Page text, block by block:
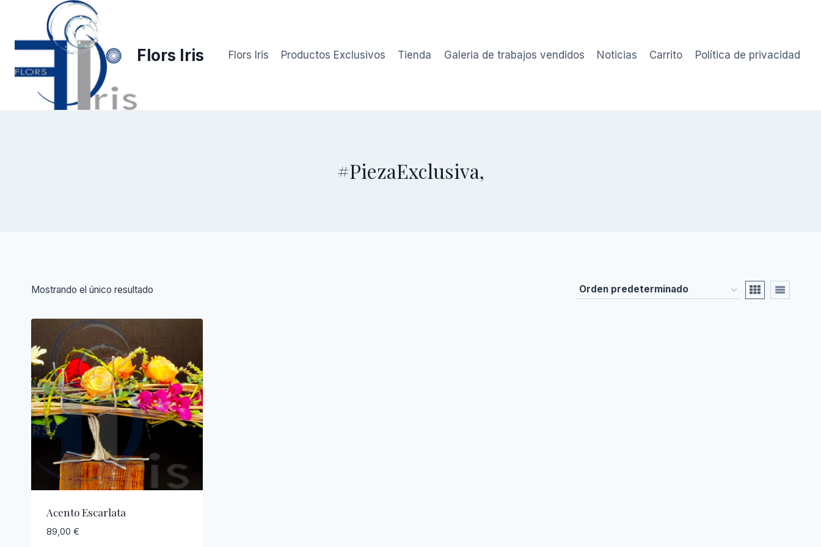
contenido
Flors Iris Flors Iris Productos Exclusivos Tienda Galeria de trabajos vendidos Noticias Carrito Política de privacidad
#PiezaExclusiva,
Mostrando el único resultado
Acento Escarlata
89,00 €